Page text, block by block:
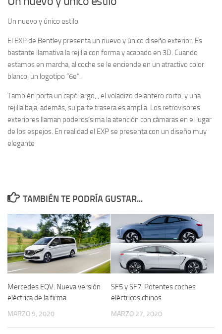
Un nuevo y único estilo
El EXP de Bentley presenta un nuevo y único diseño exterior. Es
bastante llamativa la rejilla con forma y acabado en 3D. Cuando
estamos en marcha, al coche se le enciende en un atractivo color
blanco, un logotipo “6e”.
También porta un capó largo, , el voladizo delantero corto, y una
rejilla baja, además, su parte trasera es amplia. Los retrovisores
exteriores llaman poderosísima la atención con cámaras en el lugar
de los espejos. En realidad el EXP se presenta con un diseño muy
elegante
TAMBIÉN TE PODRÍA GUSTAR...
Mercedes EQV. Nueva versión
eléctrica de la firma
MARZO 9, 2020
SF5 y SF7. Potentes coches
eléctricos chinos
MARZO 27, 2020